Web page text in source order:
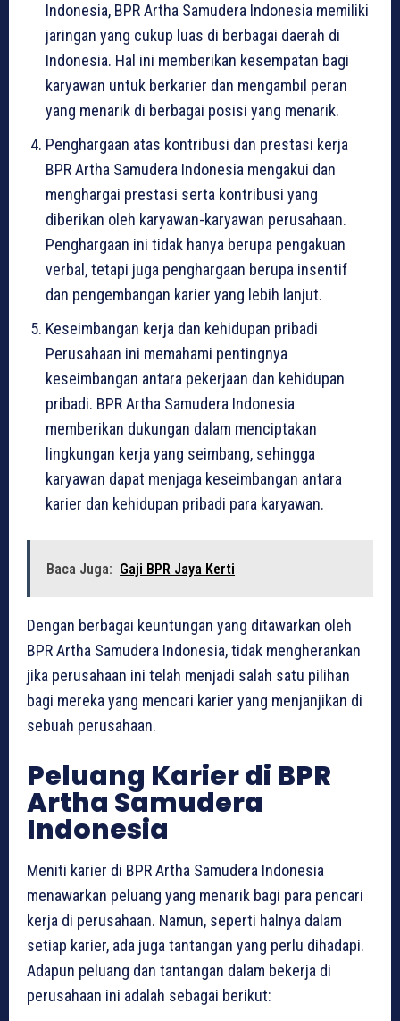
Indonesia, BPR Artha Samudera Indonesia memiliki
jaringan yang cukup luas di berbagai daerah di
Indonesia. Hal ini memberikan kesempatan bagi
karyawan untuk berkarier dan mengambil peran
yang menarik di berbagai posisi yang menarik.
Penghargaan atas kontribusi dan prestasi kerja
BPR Artha Samudera Indonesia mengakui dan
menghargai prestasi serta kontribusi yang
diberikan oleh karyawan-karyawan perusahaan.
Penghargaan ini tidak hanya berupa pengakuan
verbal, tetapi juga penghargaan berupa insentif
dan pengembangan karier yang lebih lanjut.
Keseimbangan kerja dan kehidupan pribadi
Perusahaan ini memahami pentingnya
keseimbangan antara pekerjaan dan kehidupan
pribadi. BPR Artha Samudera Indonesia
memberikan dukungan dalam menciptakan
lingkungan kerja yang seimbang, sehingga
karyawan dapat menjaga keseimbangan antara
karier dan kehidupan pribadi para karyawan.
Baca Juga: Gaji BPR Jaya Kerti
Dengan berbagai keuntungan yang ditawarkan oleh
BPR Artha Samudera Indonesia, tidak mengherankan
jika perusahaan ini telah menjadi salah satu pilihan
bagi mereka yang mencari karier yang menjanjikan di
sebuah perusahaan.
Peluang Karier di BPR
Artha Samudera
Indonesia
Meniti karier di BPR Artha Samudera Indonesia
menawarkan peluang yang menarik bagi para pencari
kerja di perusahaan. Namun, seperti halnya dalam
setiap karier, ada juga tantangan yang perlu dihadapi.
Adapun peluang dan tantangan dalam bekerja di
perusahaan ini adalah sebagai berikut: